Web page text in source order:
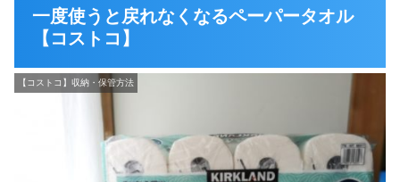
一度使うと戻れなくなるペーパータオル
【コストコ】
【コストコ】収納・保管方法